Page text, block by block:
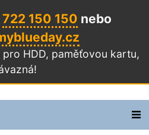
722 150 150 nebo
pro HDD, paměťovou kartu,